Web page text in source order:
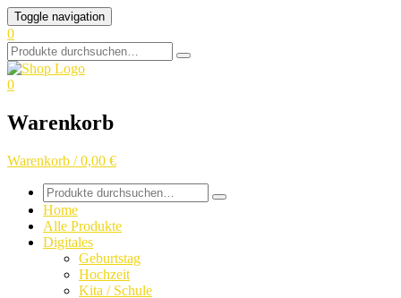
Skip
to
content
Toggle navigation
0
Search
for:
0
Warenkorb
Warenkorb / 0,00 €
Search
for:
Home
Alle Produkte
Digitales
Geburtstag
Hochzeit
Kita / Schule